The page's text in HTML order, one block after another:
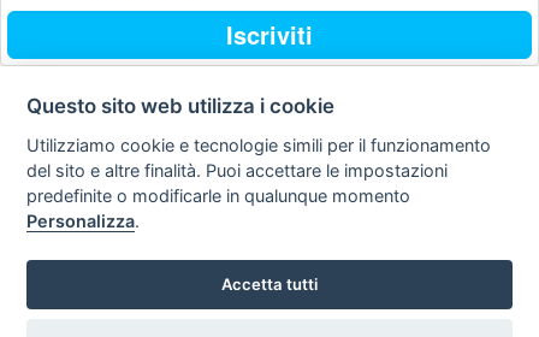
Iscriviti
Contatti
Privacy
policy
legale
Preferenze cookie
STA Sunny Travel Agency
Questo sito web utilizza i cookie
Utilizziamo cookie e tecnologie simili per il funzionamento
del sito e altre finalità. Puoi accettare le impostazioni
predefinite o modificarle in qualunque momento
Personalizza.
Accetta tutti